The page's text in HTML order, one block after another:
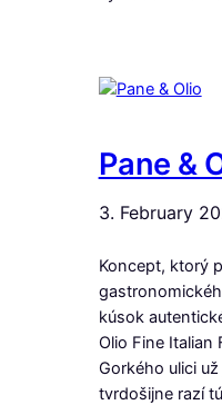
Pane &
3. February
Koncept, ktorý
kúsok
Olio Fine Italian
Gorkého ulici
tvrdošijne razí